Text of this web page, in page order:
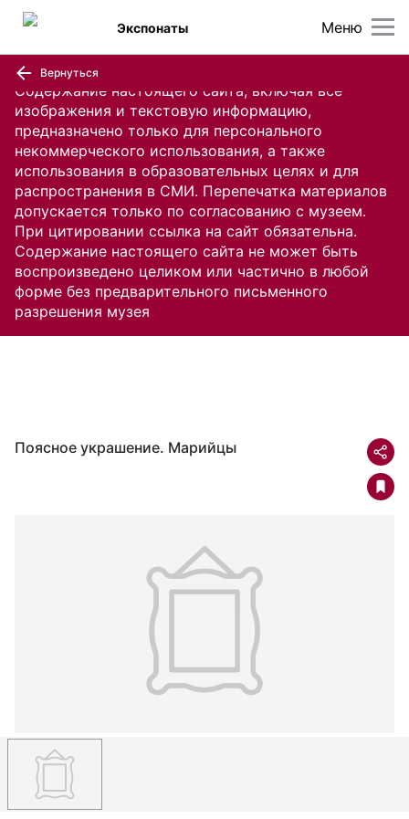
Содержание настоящего сайта, включая все
изображения и текстовую информацию,
предназначено только для персонального
некоммерческого использования, а также
использования в образовательных целях и для
распространения в СМИ. Перепечатка материалов
допускается только по согласованию с музеем.
При цитировании ссылка на сайт обязательна.
Содержание настоящего сайта не может быть
воспроизведено целиком или частично в любой
форме без предварительного письменного
разрешения музея
Меню
Экспонаты
Вернуться
Поясное украшение. Марийцы